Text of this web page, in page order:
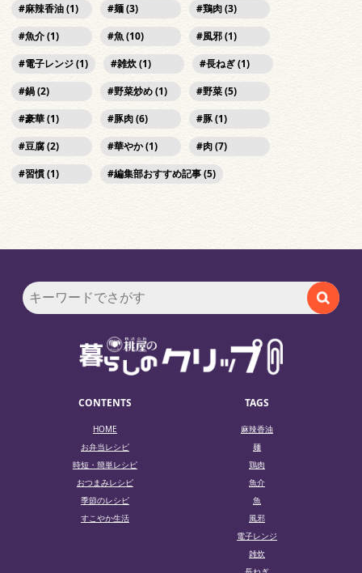
麻辣香油 (1) 麺 (3)
鶏肉 (3)
魚介 (1)
魚 (10)
風邪 (1)
電子レンジ (1)
雑炊 (1)
長ねぎ (1)
鍋 (2)
野菜炒め (1)
野菜 (5)
豪華 (1)
豚肉 (6)
豚 (1)
豆腐 (2)
華やか (1)
肉 (7)
習慣 (1)
編集部おすすめ記事 (5)
CONTENTS
HOME
お弁当レシピ
時短・簡単レシピ
おつまみレシピ
季節のレシピ
すこやか生活
TAGS
麻辣香油
麺
鶏肉
魚介
魚
風邪
電子レンジ
雑炊